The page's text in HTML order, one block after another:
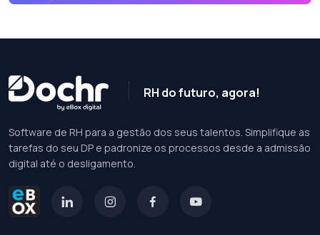
RH do futuro, agora!
Software de RH para a gestão dos seus talentos. Simplifique as
tarefas do seu DP e padronize os processos desde a admissão
digital até o desligamento.